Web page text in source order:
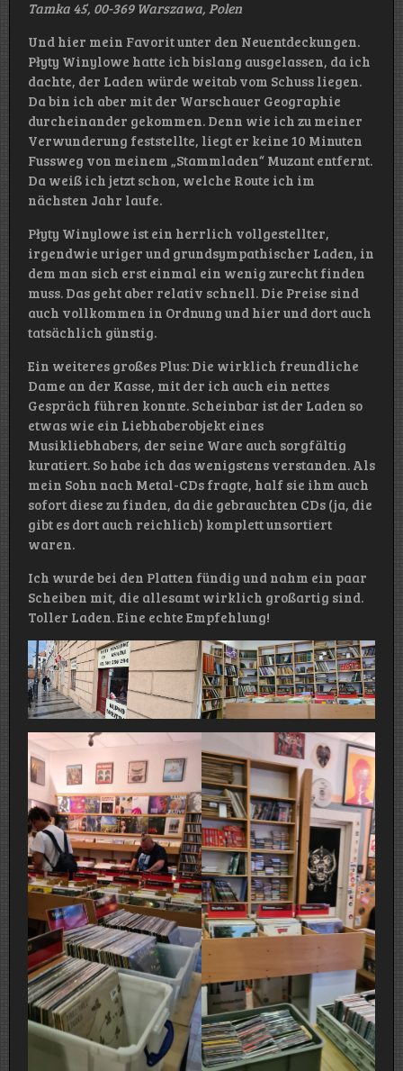
Tamka 45, 00-369 Warszawa, Polen
Und hier mein Favorit unter den Neuentdeckungen.
Płyty Winylowe hatte ich bislang ausgelassen, da ich
dachte, der Laden würde weitab vom Schuss liegen.
Da bin ich aber mit der Warschauer Geographie
durcheinander gekommen. Denn wie ich zu meiner
Verwunderung feststellte, liegt er keine 10 Minuten
Fussweg von meinem „Stammladen“ Muzant entfernt.
Da weiß ich jetzt schon, welche Route ich im
nächsten Jahr laufe.
Płyty Winylowe ist ein herrlich vollgestellter,
irgendwie uriger und grundsympathischer Laden, in
dem man sich erst einmal ein wenig zurecht finden
muss. Das geht aber relativ schnell. Die Preise sind
auch vollkommen in Ordnung und hier und dort auch
tatsächlich günstig.
Ein weiteres großes Plus: Die wirklich freundliche
Dame an der Kasse, mit der ich auch ein nettes
Gespräch führen konnte. Scheinbar ist der Laden so
etwas wie ein Liebhaberobjekt eines
Musikliebhabers, der seine Ware auch sorgfältig
kuratiert. So habe ich das wenigstens verstanden. Als
mein Sohn nach Metal-CDs fragte, half sie ihm auch
sofort diese zu finden, da die gebrauchten CDs (ja, die
gibt es dort auch reichlich) komplett unsortiert
waren.
Ich wurde bei den Platten fündig und nahm ein paar
Scheiben mit, die allesamt wirklich großartig sind.
Toller Laden. Eine echte Empfehlung!